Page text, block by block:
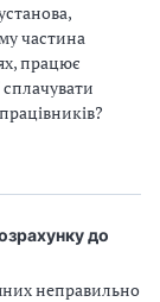
частина
працює
до
неправильно